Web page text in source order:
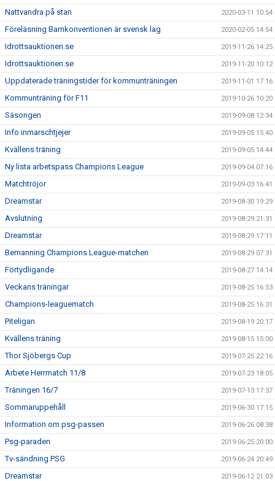
Nattvandra på stan 2020-03-11 10:54
Föreläsning Barnkonventionen är svensk lag 2020-02-05 14:54
Idrottsauktionen.se 2019-11-26 14:25
Idrottsauktionen.se 2019-11-20 10:12
Uppdaterade träningstider för kommunträningen 2019-11-01 17:16
Kommunträning för F11 2019-10-26 10:20
Säsongen 2019-09-08 12:34
Info inmarschtjejer 2019-09-05 15:40
Kvällens träning 2019-09-05 14:44
Ny lista arbetspass Champions League 2019-09-04 07:16
Matchtröjor 2019-09-03 16:41
Dreamstar 2019-08-30 19:29
Avslutning 2019-08-29 21:31
Dreamstar 2019-08-29 17:11
Bemanning Champions League-matchen 2019-08-29 07:31
Förtydligande 2019-08-27 14:14
Veckans träningar 2019-08-25 16:53
Champions-leaguematch 2019-08-25 16:31
Piteligan 2019-08-19 20:17
Kvällens träning 2019-08-15 15:00
Thor Sjöbergs Cup 2019-07-25 22:16
Arbete Herrmatch 11/8 2019-07-23 18:05
Träningen 16/7 2019-07-13 17:37
Sommaruppehåll 2019-06-30 17:15
Information om psg-passen 2019-06-26 08:38
Psg-paraden 2019-06-25 20:00
Tv-sändning PSG 2019-06-24 20:49
Dreamstar 2019-06-12 21:03